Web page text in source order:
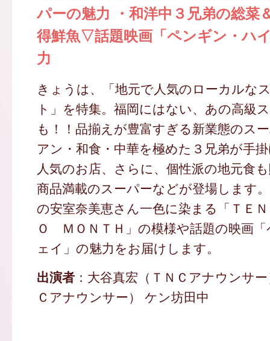
パーの魅力 ・和洋中３兄弟の総菜
得鮮魚▽話題映画「ペンギン・ハ
力
きょうは、「地元で人気のローカルな
ト」を特集。福岡にはない、あの高級
も！！品揃えが豊富すぎる新業態のス
アン・和食・中華を極めた３兄弟が手
人気のお店、さらに、個性派の地元食
商品満載のスーパーなどが登場します
の安室奈美恵さん一色に染まる「ＴＥ
Ｏ ＭＯＮＴＨ」の模様や話題の映画
ェイ」の魅力をお届けします。
出演者：大谷真宏（ＴＮＣアナウンサ
Ｃアナウンサー） ケン坊田中